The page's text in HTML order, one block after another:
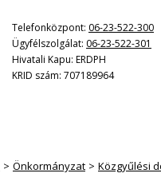
Telefonközpont: 06-23-522-300
Ügyfélszolgálat: 06-23-522-301
Hivatali Kapu: ERDPH
KRID szám: 707189964
Önkormányzat Közgyűlési